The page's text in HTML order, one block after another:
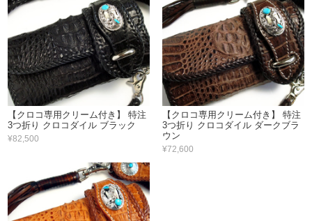
【クロコ専用クリーム付き】 特注
3つ折り クロコダイル ブラック
¥82,500
【クロコ専用クリーム付き】 特注
3つ折り クロコダイル ダークブラ
ウン
¥72,600